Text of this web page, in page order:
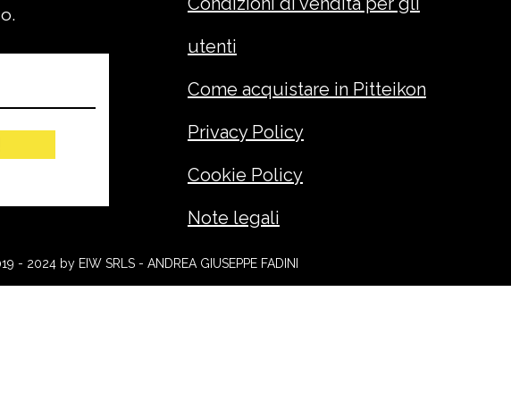
utenti
Come acquistare in Pitteikon
Privacy Policy
Cookie Policy
Note legali
- 2024 by EIW SRLS - ANDREA GIUSEPPE FADINI